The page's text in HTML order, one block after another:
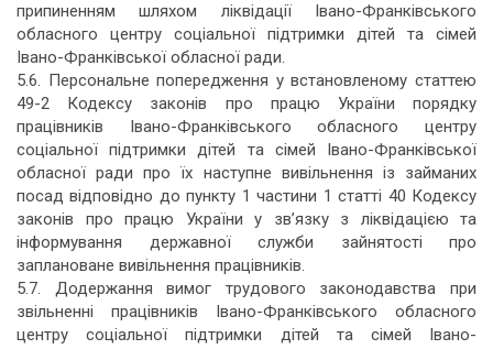
припиненням шляхом ліквідації Івано-Франківського
обласного центру соціальної підтримки дітей та сімей
Івано-Франківської обласної ради.
5.6. Персональне попередження у встановленому статтею
49-2 Кодексу законів про працю України порядку
працівників Івано-Франківського обласного центру
соціальної підтримки дітей та сімей Івано-Франківської
обласної ради про їх наступне вивільнення із займаних
посад відповідно до пункту 1 частини 1 статті 40 Кодексу
законів про працю України у зв’язку з ліквідацією та
інформування державної служби зайнятості про
заплановане вивільнення працівників.
5.7. Додержання вимог трудового законодавства при
звільненні працівників Івано-Франківського обласного
центру соціальної підтримки дітей та сімей Івано-